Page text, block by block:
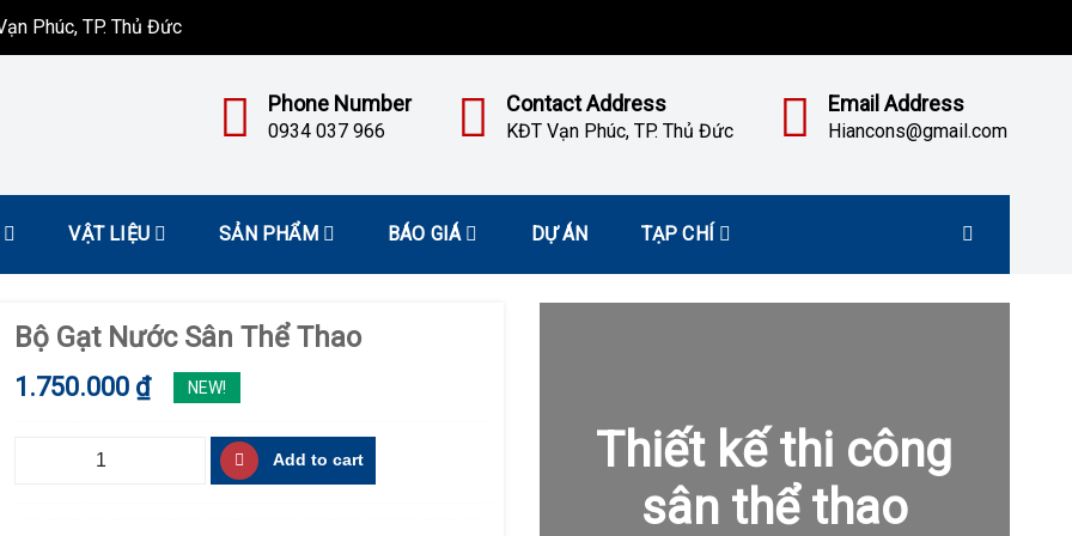
Phúc, TP. Thủ Đức
Phone Number
0934 037 966
Contact Address
KĐT Vạn Phúc, TP. Thủ Đức
Email Address
Hiancons@gmail.com
VẬT LIỆU SẢN PHẨM BÁO GIÁ DỰ ÁN TẠP CHÍ
Bộ Gạt Nước Sân Thể Thao
1.750.000 ₫ NEW!
Add to cart
Thiết kế thi công
sân thể thao